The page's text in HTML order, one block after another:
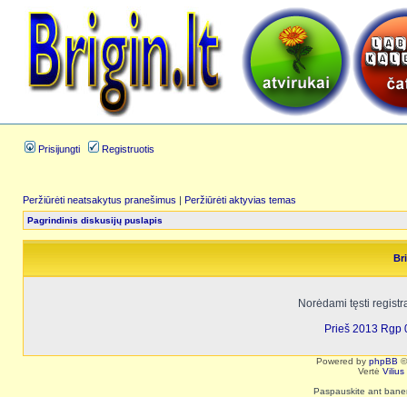
Prisijungti Registruotis
Peržiūrėti neatsakytus pranešimus | Peržiūrėti aktyvias temas
Pagrindinis diskusijų puslapis
Norėdami tęsti
Prieš 2013 Rgp
Powered by phpBB
Vertė Vilius
Paspauskite ant